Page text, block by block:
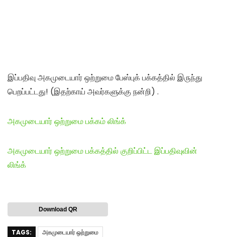
இப்பதிவு அகமுடையார் ஒற்றுமை பேஸ்புக் பக்கத்தில் இருந்து
பெறப்பட்டது! (இதற்காய் அவர்களுக்கு நன்றி) .
அகமுடையார் ஒற்றுமை பக்கம் லிங்க்
அகமுடையார் ஒற்றுமை பக்கத்தில் குறிப்பிட்ட இப்பதிவுவின்
லிங்க்
Download QR
TAGS: அகமுடையார் ஒற்றுமை